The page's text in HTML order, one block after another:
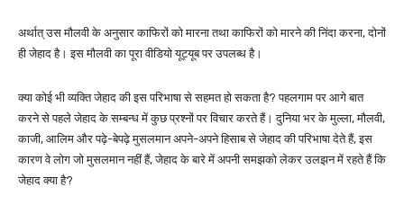
अर्थात् उस मौलवी के अनुसार काफिरों को मारना तथा काफिरों को मारने की निंदा करना, दोनों
ही जेहाद है। इस मौलवी का पूरा वीडियो यूट्यूब पर उपलब्ध है।
क्या कोई भी व्यक्ति जेहाद की इस परिभाषा से सहमत हो सकता है? पहलगाम पर आगे बात
करने से पहले जेहाद के सम्बन्ध में कुछ प्रश्नों पर विचार करते हैं। दुनिया भर के मुल्ला, मौलवी,
काजी, आलिम और पढ़े-बेपढ़े मुसलमान अपने-अपने हिसाब से जेहाद की परिभाषा देते हैं, इस
कारण वे लोग जो मुसलमान नहीं हैं, जेहाद के बारे में अपनी समझको लेकर उलझन में रहते हैं कि
जेहाद क्या है?